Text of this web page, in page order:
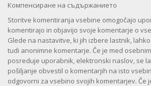
Компенсиране на съдържанието
Storitve komentiranja vsebine omogočajo
komentirajo in objavijo svoje komentarje o
Glede na nastavitve, ki jih izbere lastnik,
tudi anonimne komentarje. Če je med
posreduje uporabnik, elektronski naslov, se
pošiljanje obvestil o komentarjih na isto
odgovorni za vsebino svojih komentarjev. Če